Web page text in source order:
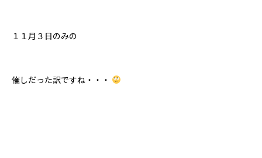
１１月３日のみの
催しだった訳ですね・・・